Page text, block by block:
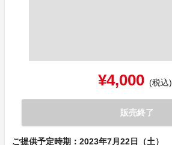
¥4,000 (税込)
販売終了
ご提供予定時期：2023年7月22日（土）